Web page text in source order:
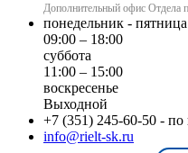
Дополнительный офис Отдела
понедельник - пятница
09:00 – 18:00
суббота
11:00 – 15:00
воскресенье
Выходной
+7 (351) 245-60-50 - по
info@rielt-sk.ru